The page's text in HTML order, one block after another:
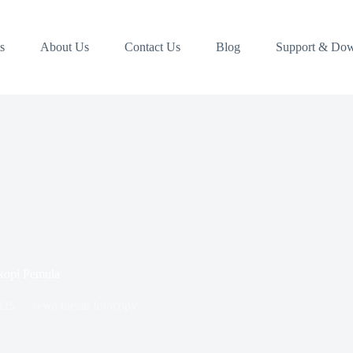
About Us Contact Us Blog Support &